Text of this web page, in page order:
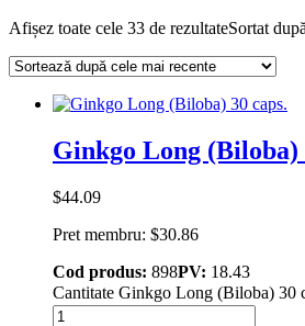
Afișez toate cele 33 de rezultateSortat
Ginkgo Long (Biloba)
$44.09
Pret membru: $30.86
Cod produs: 898PV: 18.43
Cantitate Ginkgo Long (Biloba) 30